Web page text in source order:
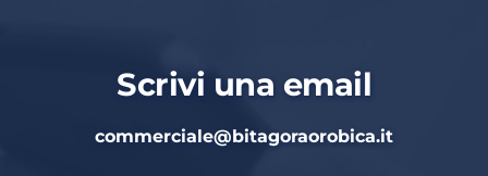
Scrivi una email
commerciale@bitagoraorobica.it